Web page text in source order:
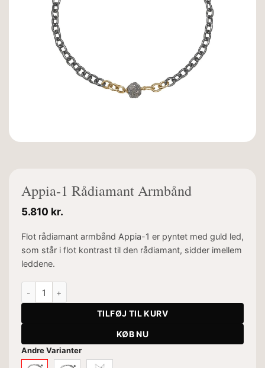
Appia-1 Rådiamant Armbånd
5.810 kr.
Flot rådiamant armbånd Appia-1 er pyntet med guld led,
som står i flot kontrast til den rådiamant, sidder imellem
leddene.
TILFØJ TIL KURV
KØB NU
Andre Varianter